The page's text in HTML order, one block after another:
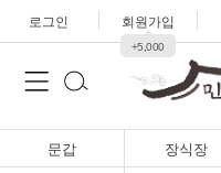
로그인 회원가입
+5,000
문갑 장식장